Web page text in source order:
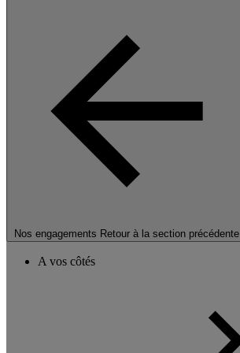
Nos engagements Retour à la section précédente
A vos côtés